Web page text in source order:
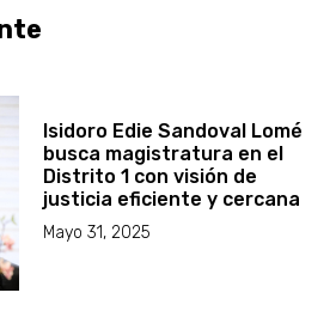
Isidoro Edie Sandoval Lomé
busca magistratura en el
Distrito 1 con visión de
justicia eficiente y cercana
Mayo 31, 2025